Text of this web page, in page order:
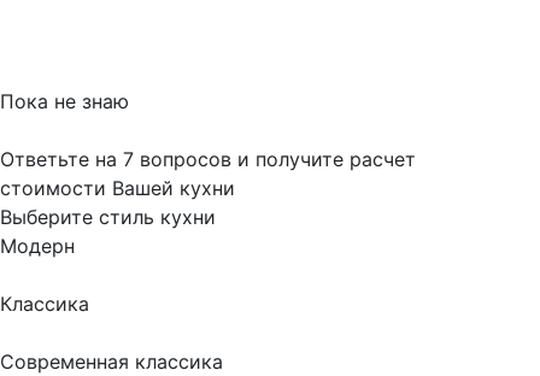
Пока не знаю
Ответьте на 7 вопросов и получите расчет
стоимости Вашей кухни
Выберите стиль кухни
Модерн
Классика
Современная классика